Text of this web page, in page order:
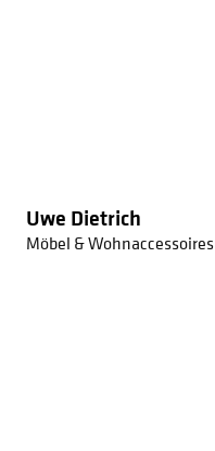
Uwe Dietrich
Möbel & Wohnaccessoires